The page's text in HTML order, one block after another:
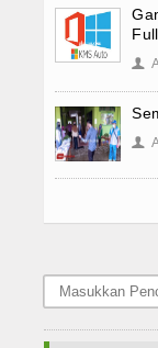
E-Learning
Rapor Digital
Data Alumni
Hubungi Kami
👤
👤